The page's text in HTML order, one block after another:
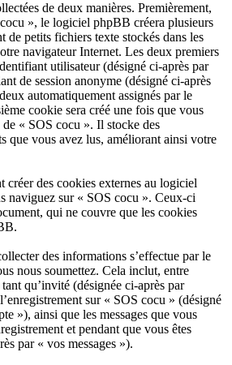
de deux manières. Premièrement,
», le logiciel phpBB créera plusieurs
de petits fichiers texte stockés dans les
navigateur Internet. Les deux premiers
utilisateur (désigné ci-après par
de session anonyme (désigné ci-après
automatiquement assignés par le
cookie sera créé une fois que vous
« SOS cocu ». Il stocke des
que vous avez lus, améliorant ainsi votre
créer des cookies externes au logiciel
naviguez sur « SOS cocu ». Ceux-ci
qui ne couvre que les cookies
des informations s’effectue par le
nous soumettez. Cela inclut, entre
qu’invité (désignée ci-après par
sur « SOS cocu » (désigné
»), ainsi que les messages que vous
et pendant que vous êtes
par « vos messages »).